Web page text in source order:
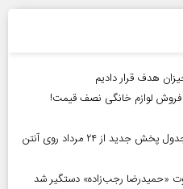
هدف قرار دادیم
رادیو فرهنگ پوست‌اندازی می‌کند؛ جدول پخش جدید از ۲۴ مرداد روی آنتن
«حمیدرضا رجب‌زاده» دستگیر شد